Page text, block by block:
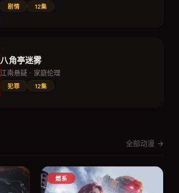
剧情 12集
八角亭迷雾
江南悬疑 · 家庭伦理
犯罪 12集
全部动漫 →
燃系